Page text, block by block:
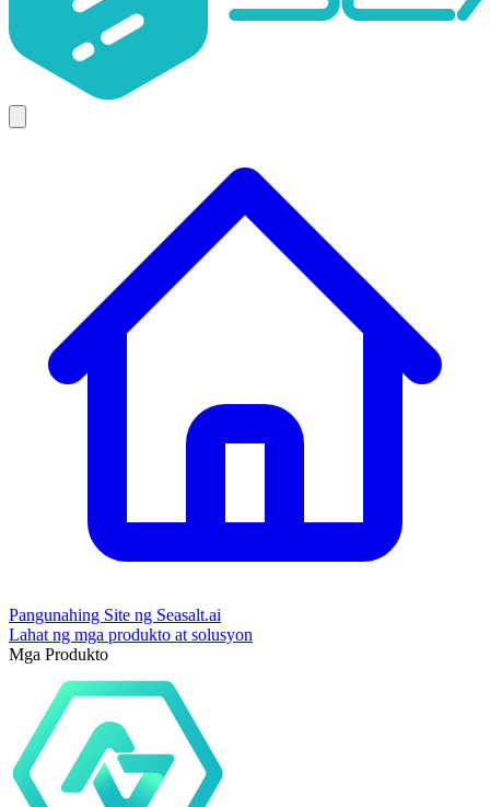
Pangunahing Site ng Seasalt.ai
Lahat ng mga produkto at solusyon
Mga Produkto